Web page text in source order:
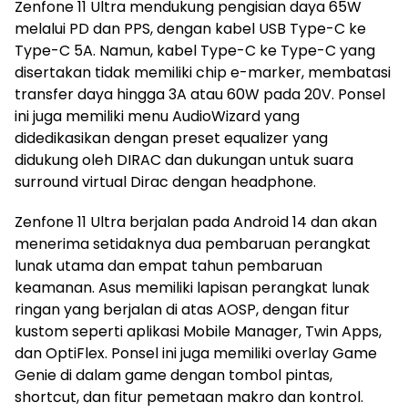
Zenfone 11 Ultra mendukung pengisian daya 65W
melalui PD dan PPS, dengan kabel USB Type-C ke
Type-C 5A. Namun, kabel Type-C ke Type-C yang
disertakan tidak memiliki chip e-marker, membatasi
transfer daya hingga 3A atau 60W pada 20V. Ponsel
ini juga memiliki menu AudioWizard yang
didedikasikan dengan preset equalizer yang
didukung oleh DIRAC dan dukungan untuk suara
surround virtual Dirac dengan headphone.
Zenfone 11 Ultra berjalan pada Android 14 dan akan
menerima setidaknya dua pembaruan perangkat
lunak utama dan empat tahun pembaruan
keamanan. Asus memiliki lapisan perangkat lunak
ringan yang berjalan di atas AOSP, dengan fitur
kustom seperti aplikasi Mobile Manager, Twin Apps,
dan OptiFlex. Ponsel ini juga memiliki overlay Game
Genie di dalam game dengan tombol pintas,
shortcut, dan fitur pemetaan makro dan kontrol.